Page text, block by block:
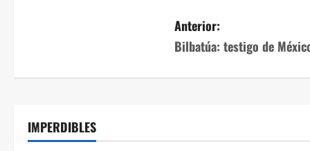
Anterior:
Bilbatúa: testigo de
IMPERDIBLES